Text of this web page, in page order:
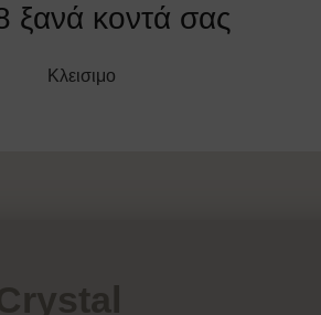
ξανά κοντά σας
Κλεισιμο